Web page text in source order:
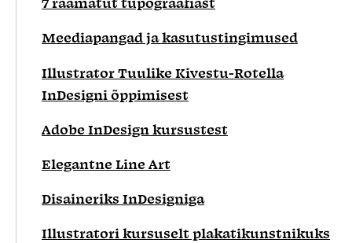
Meediapangad ja kasutustingimused
Illustrator Tuulike Kivestu-Rotella
InDesigni õppimisest
Adobe InDesign kursustest
Elegantne Line Art
Disaineriks InDesigniga
Illustratori kursuselt plakatikunstnikuks